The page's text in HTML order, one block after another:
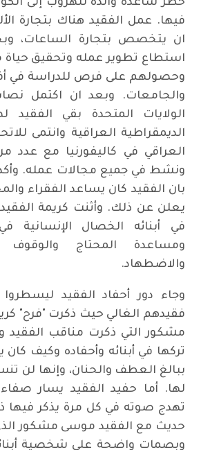
خطر ساعده والده للهروب إلى
فيها. عمل الفقيد هناك بتجارة
ان يتخصص بتجارة الساعات،
استطاع تطوير عمله وتحقيق حياة
وحصولهم على فرص للدراسة في
والجامعات. وبعد ان اكتمل
الولايات المتحدة بقي الفقيد
الديمقراطية العراقية وانتمى
العراقي في كاليفورنيا مع عدد من
ونشط في جميع مجالات عمله.
بان الفقيد كان يساعد الفقراء
يعلن عن ذلك. وأثنت كريمة
في أبنائه الخصال
ومساعدة المحتاج
والاضطهاد.
وجاء دور أحفاد الفقيد
فقيدهم الغالي حيث ذكرت "فرح"
مشكور التي ذكرت مناقب الفقيد
تركها في أبنائه وأحفاده وكيف
ببالغ العطف والحنان، وإنها لن
لها. أما حفيد الفقيد يسار
تهدج صوته في كل مرة يذكر فيها
حديث مع الفقيد موسى مشكور
وبصمات واضحة على شخصية